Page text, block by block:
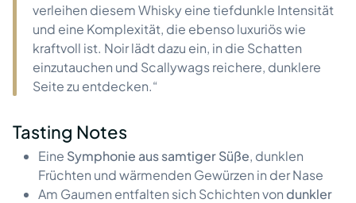
verleihen diesem Whisky eine tiefdunkle Intensität
und eine Komplexität, die ebenso luxuriös wie
kraftvoll ist. Noir lädt dazu ein, in die Schatten
einzutauchen und Scallywags reichere, dunklere
Seite zu entdecken.“
Tasting Notes
Eine Symphonie aus samtiger Süße, dunklen
Früchten und wärmenden Gewürzen in der Nase
Am Gaumen entfalten sich Schichten vondunkler